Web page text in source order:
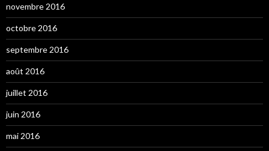
novembre 2016
octobre 2016
septembre 2016
août 2016
juillet 2016
juin 2016
mai 2016